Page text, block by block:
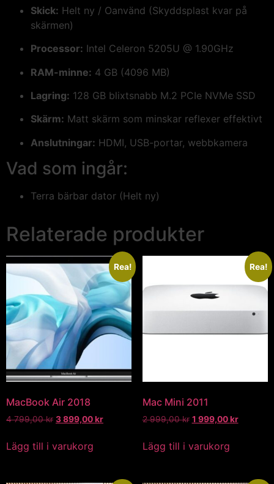
Skick: Helt ny / Oanvänd (Skyddsplast kvar på
skärmen)
Processor: Intel Celeron 5205U @ 1.90GHz
RAM-minne: 4 GB (4096 MB)
Lagring: 128 GB blixtsnabb M.2 PCIe NVMe SSD
Skärm: Matt skärm som minskar reflexer effektivt
Anslutningar: HDMI, USB-portar, webbkamera
Vad som ingår:
Terra bärbar dator (Helt ny)
Relaterade produkter
Rea!
MacBook Air 2018
4 799,00kr 3 899,00kr
Lägg till i varukorg
Rea!
Mac Mini 2011
2 999,00kr 1 999,00kr
Lägg till i varukorg